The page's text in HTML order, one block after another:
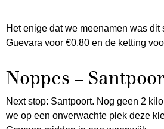
Het enige dat we meenamen was
Guevara voor €0,80 en de ketting
Noppes –
Next stop: Santpoort. Nog geen 2
we op een onverwachte plek deze